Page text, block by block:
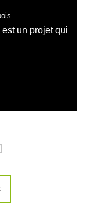
un projet qui